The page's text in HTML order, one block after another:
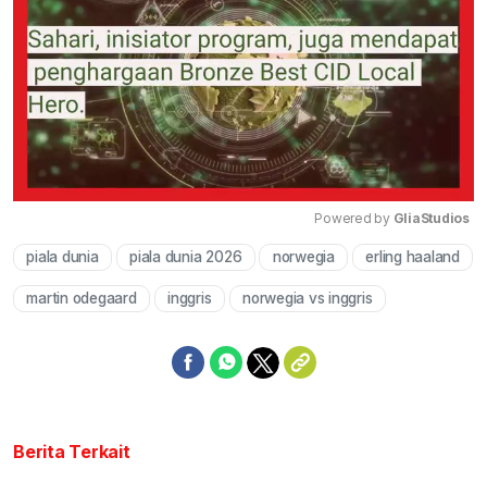
Mute
Powered by GliaStudios
piala dunia piala dunia 2026 norwegia erling haaland
martin odegaard inggris norwegia vs inggris
Berita Terkait